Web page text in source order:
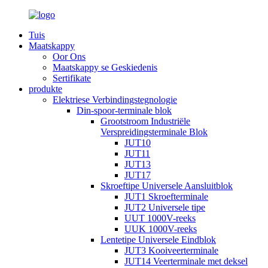
Tuis
Maatskappy
Oor Ons
Maatskappy se Geskiedenis
Sertifikate
produkte
Elektriese Verbindingstegnologie
Din-spoor-terminale blok
Grootstroom Industriële
Verspreidingsterminale Blok
JUT10
JUT11
JUT13
JUT17
Skroeftipe Universele Aansluitblok
JUT1 Skroefterminale
JUT2 Universele tipe
UUT 1000V-reeks
UUK 1000V-reeks
Lentetipe Universele Eindblok
JUT3 Kooiveerterminale
JUT14 Veerterminale met deksel